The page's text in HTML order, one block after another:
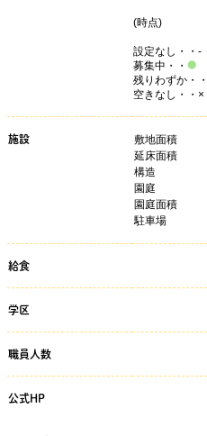
(時点)
設定なし・・-
募集中・・
残りわずか・・
空きなし・・×
施設 敷地面積
延床面積
構造
園庭
園庭面積
駐車場
給食
学区
職員人数
公式HP